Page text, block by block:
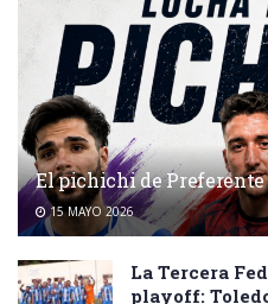
El pichichi de
15 MAYO 2026
La Tercera
playoff: